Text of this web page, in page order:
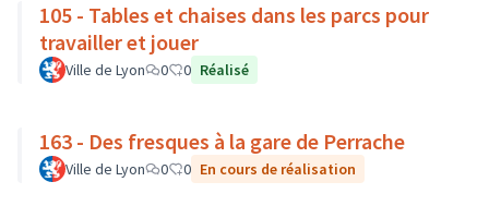
105 - Tables et chaises dans les parcs pour
travailler et jouer
Ville de Lyon 0 0 Réalisé
163 - Des fresques à la gare de Perrache
Ville de Lyon 0 0 En cours de réalisation